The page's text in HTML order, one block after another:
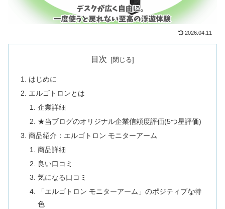
2026.04.11
目次
はじめに
エルゴトロンとは
企業詳細
★当ブログのオリジナル企業信頼度評価(5つ星評価)
商品紹介：エルゴトロン モニターアーム
商品詳細
良い口コミ
気になる口コミ
「エルゴトロン モニターアーム」のポジティブな特
色